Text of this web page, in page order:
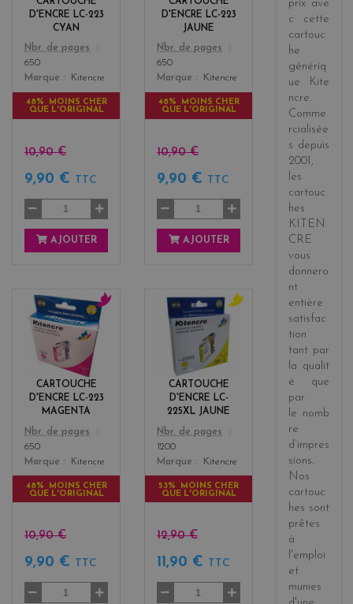
D'ENCRE LC-223
CYAN
Color
Nbr. de pages
650
Marque
Kitencre
48% MOINS CHER
QUE L'ORIGINAL
10,90 €
9,90 € TTC
AJOUTER
D'ENCRE LC-223
JAUNE
Color
w
Nbr. de pages
650
Marque
Kitencre
48% MOINS CHER
QUE L'ORIGINAL
10,90 €
9,90 € TTC
AJOUTER
CARTOUCHE
D'ENCRE LC-223
MAGENTA
Color
m
a
g
n
t
Nbr. de pages
650
Marque
Kitencre
48% MOINS CHER
QUE L'ORIGINAL
10,90 €
9,90 € TTC
CARTOUCHE
D'ENCRE LC-
225XL JAUNE
Color
y
l
l
o
Nbr. de pages
1200
Marque
Kitencre
53% MOINS CHER
QUE L'ORIGINAL
12,90 €
11,90 € TTC
prix ave
c cette
cartouc
he
génériq
ue
Kite
ncre.
Comme
rcialisée
s depuis
2001 ,
les
cartouc
hes
KITEN
CRE
vous
donnero
nt
entière
satisfac
tion
tant par
la qualit
é que
par
le nomb
re
d’impres
sions.
Nos
cartouc
hes sont
prêtes
à
l'emploi
et
munies